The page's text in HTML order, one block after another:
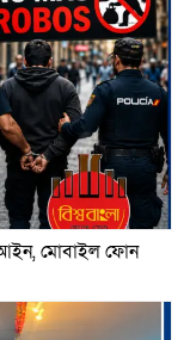
আইন, মোবাইল ফোন